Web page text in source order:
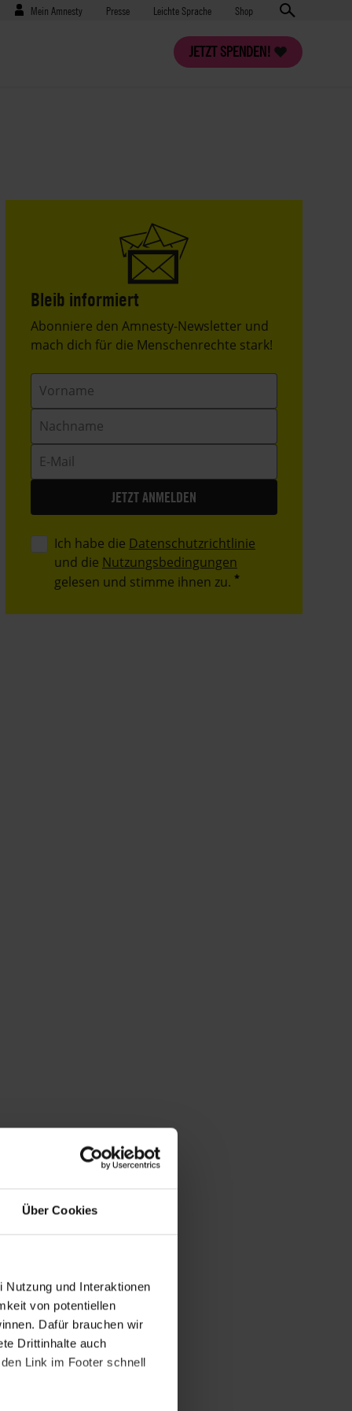
Über Cookies
Nutzung und Interaktionen
von potentiellen
Dafür brauchen wir
Drittinhalte auch
Link im Footer schnell
Benutzermenü
Mein Amnesty Presse
Presse Leichte Sprache Shop
JETZT SPENDEN!
Bleib informiert
Header
Text
Abonniere den Amnesty-Newsletter und
mach dich für die Menschenrechte stark!
Vorname
Nachname
E-
Mail
Ich habe die Datenschutzrichtlinie
und die Nutzungsbedingungen
gelesen und stimme ihnen zu.